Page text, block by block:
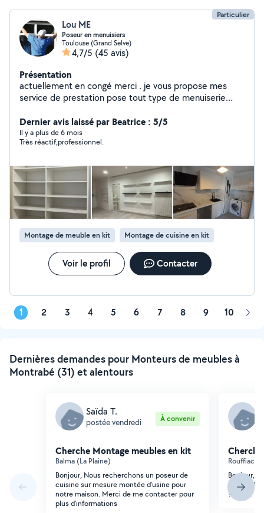
Particulier
Lou ME
Poseur en menuisiers
Toulouse (Grand Selve)
4,7/5 (45 avis)
Présentation
actuellement en congé merci . je vous propose mes
service de prestation pose tout type de menuiserie
je reste à votre disposition sérieux et rigoureux .... A
l'écoute des clients
Dernier avis laissé par Beatrice : 5/5
Il y a plus de 6 mois
Très réactif,professionnel.
Montage de meuble en kit Montage de cuisine en kit
Voir le profil Contacter
1 2 3 4 5 6 7 8 9 10
Dernières demandes pour Monteurs de meubles à
Montrabé (31) et alentours
Saïda T.
postée vendredi À convenir
Cherche Montage meubles en kit
Balma (La Plaine)
Bonjour, Nous recherchons un poseur de
cuisine sur mesure montée d'usine pour
notre maison. Merci de me contacter pour
plus d'informations
Rouffiac-
Bonjour,
? Merci